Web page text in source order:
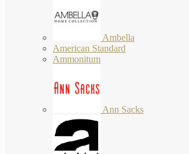
Ambella
American Standard
Ammonitum
Ann Sacks